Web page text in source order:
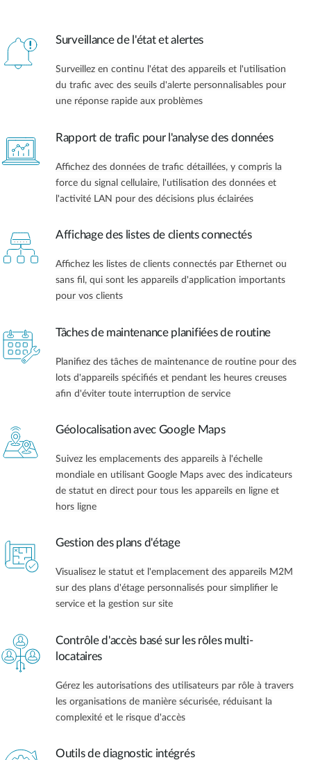
Surveillance de l'état et alertes
Surveillez en continu l'état des appareils et l'utilisation
du trafic avec des seuils d'alerte personnalisables pour
une réponse rapide aux problèmes
Rapport de trafic pour l'analyse des données
Affichez des données de trafic détaillées, y compris la
force du signal cellulaire, l'utilisation des données et
l'activité LAN pour des décisions plus éclairées
Affichage des listes de clients connectés
Affichez les listes de clients connectés par Ethernet ou
sans fil, qui sont les appareils d'application importants
pour vos clients
Tâches de maintenance planifiées de routine
Planifiez des tâches de maintenance de routine pour des
lots d'appareils spécifiés et pendant les heures creuses
afin d'éviter toute interruption de service
Géolocalisation avec Google Maps
Suivez les emplacements des appareils à l'échelle
mondiale en utilisant Google Maps avec des indicateurs
de statut en direct pour tous les appareils en ligne et
hors ligne
Gestion des plans d'étage
Visualisez le statut et l'emplacement des appareils M2M
sur des plans d'étage personnalisés pour simplifier le
service et la gestion sur site
Contrôle d'accès basé sur les rôles multi-
locataires
Gérez les autorisations des utilisateurs par rôle à travers
les organisations de manière sécurisée, réduisant la
complexité et le risque d'accès
Outils de diagnostic intégrés